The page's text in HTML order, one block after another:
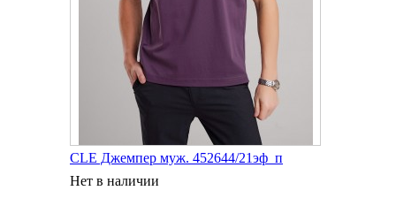
CLE Джемпер муж. 452644/21эф_п
Нет в наличии